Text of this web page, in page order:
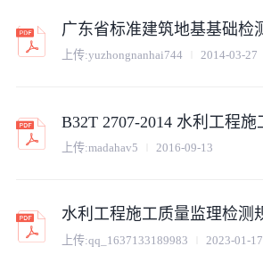
上传:yuzhongnanhai744 2014-03-27
上传:madahav5 2016-09-13
上传:qq_1637133189983 2023-01-17